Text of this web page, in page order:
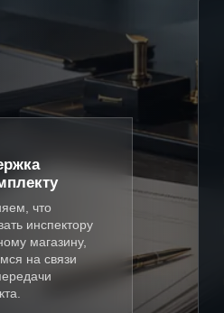
что
инспектору
магазину,
на связи